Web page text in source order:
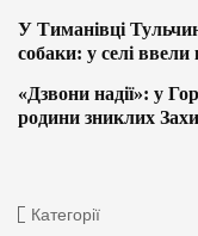
У Тиманівці
собаки: у селі
«Дзвони надії»: у
родини зниклих
Категорії